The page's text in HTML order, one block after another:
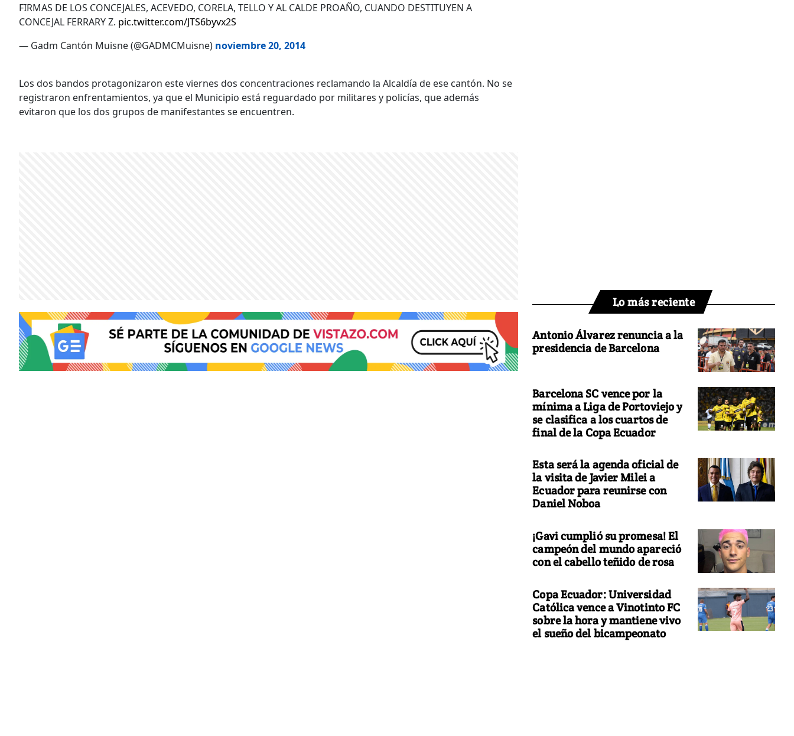
FIRMAS DE LOS CONCEJALES, ACEVEDO, CORELA, TELLO Y AL CALDE PROAÑO, CUANDO DESTITUYEN A
CONCEJAL FERRARY Z. pic.twitter.com/JTS6byvx2S
— Gadm Cantón Muisne (@GADMCMuisne) noviembre 20, 2014
Los dos bandos protagonizaron este viernes dos concentraciones reclamando la Alcaldía de ese cantón. No se
registraron enfrentamientos, ya que el Municipio está reguardado por militares y policías, que además
evitaron que los dos grupos de manifestantes se encuentren.
Lo más reciente
Antonio Álvarez renuncia a la
presidencia de Barcelona
Barcelona SC vence por la
mínima a Liga de Portoviejo y
se clasifica a los cuartos de
final de la Copa Ecuador
Esta será la agenda oficial de
la visita de Javier Milei a
Ecuador para reunirse con
Daniel Noboa
¡Gavi cumplió su promesa! El
campeón del mundo apareció
con el cabello teñido de rosa
Copa Ecuador: Universidad
Católica vence a Vinotinto FC
sobre la hora y mantiene vivo
el sueño del bicampeonato